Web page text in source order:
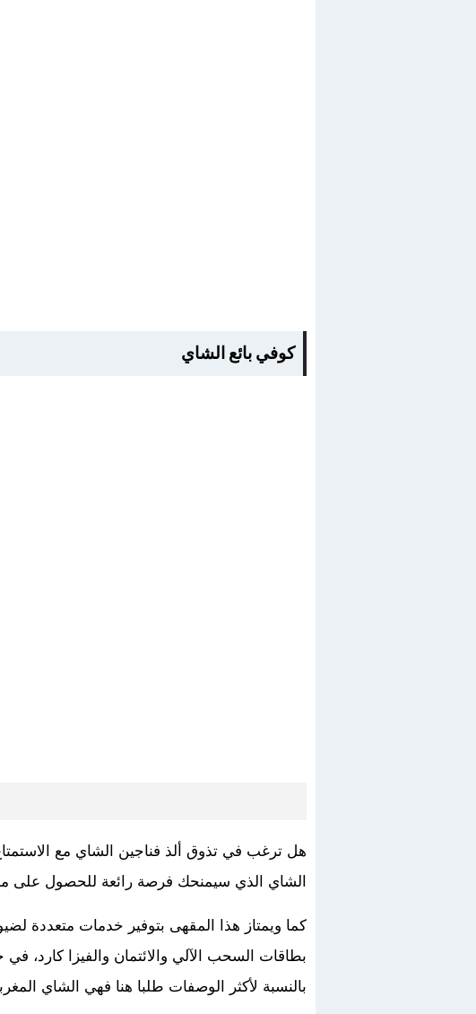
كوفي بائع الشاي
هل ترغب في تذوق ألذ فناجين الشاي مع
الشاي الذي سيمنحك فرصة رائعة للحصول على
كما ويمتاز هذا المقهى بتوفير خدمات متعددة
بطاقات السحب الآلي والائتمان والفيزا كارد،
بالنسبة لأكثر الوصفات طلبا هنا فهي الشاي